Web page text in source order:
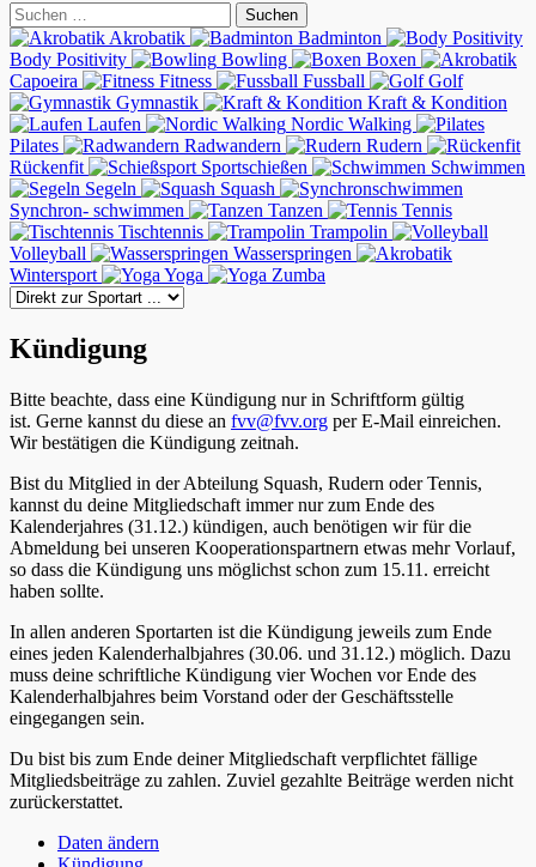
Suchen
Suchen
nach:
Akrobatik
Badminton
Body Positivity
Bowling
Boxen
Capoeira
Fitness Fussball
Golf
Gymnastik
Kraft & Kondition
Laufen
Nordic Walking
Pilates
Radwandern
Rudern
Rückenfit
Sportschießen
Schwimmen
Segeln
Squash
Synchron- schwimmen
Tanzen
Tennis
Tischtennis
Trampolin
Volleyball
Wasserspringen
Wintersport
Yoga Zumba
Kündigung
Bitte beachte, dass eine Kündigung nur in Schriftform gültig
ist. Gerne kannst du diese an fvv@fvv.org per E-Mail einreichen.
Wir bestätigen die Kündigung zeitnah.
Bist du Mitglied in der Abteilung Squash, Rudern oder Tennis,
kannst du deine Mitgliedschaft immer nur zum Ende des
Kalenderjahres (31.12.) kündigen, auch benötigen wir für die
Abmeldung bei unseren Kooperationspartnern etwas mehr Vorlauf,
so dass die Kündigung uns möglichst schon zum 15.11. erreicht
haben sollte.
In allen anderen Sportarten ist die Kündigung jeweils zum Ende
eines jeden Kalenderhalbjahres (30.06. und 31.12.) möglich. Dazu
muss deine schriftliche Kündigung vier Wochen vor Ende des
Kalenderhalbjahres beim Vorstand oder der Geschäftsstelle
eingegangen sein.
Du bist bis zum Ende deiner Mitgliedschaft verpflichtet fällige
Mitgliedsbeiträge zu zahlen. Zuviel gezahlte Beiträge werden nicht
zurückerstattet.
Daten ändern